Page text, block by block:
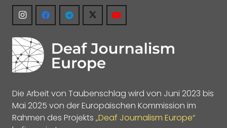
Die Arbeit von Taubenschlag wird von Juni 2023 bis
Mai 2025 von der Europäischen Kommission im
Rahmen des Projekts „Deaf Journalism Europe“